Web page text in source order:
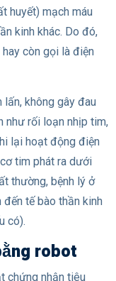
huyết) mạch máu
kinh khác. Do đó,
còn gọi là điện
không gây đau
như rối loạn nhịp tim,
lại hoạt động điện
tim phát ra dưới
thường, bệnh lý ở
tế bào thần kinh
có).
robot
chứng nhận tiêu